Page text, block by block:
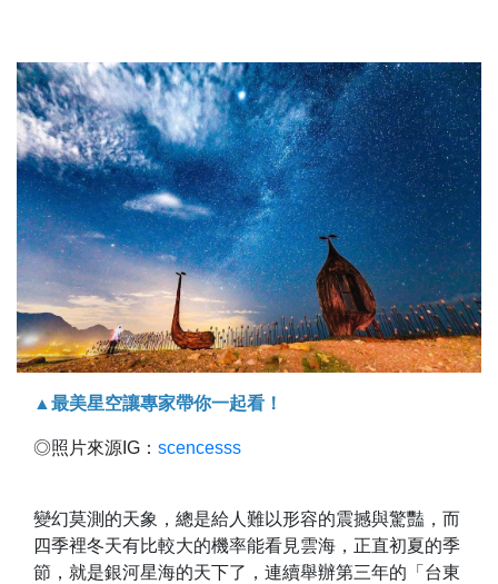
▲最美星空讓專家帶你一起看！
◎照片來源IG： scencesss
變幻莫測的天象，總是給人難以形容的震撼與驚豔，而
四季裡冬天有比較大的機率能看見雲海，正直初夏的季
節，就是銀河星海的天下了，連續舉辦第三年的「台東